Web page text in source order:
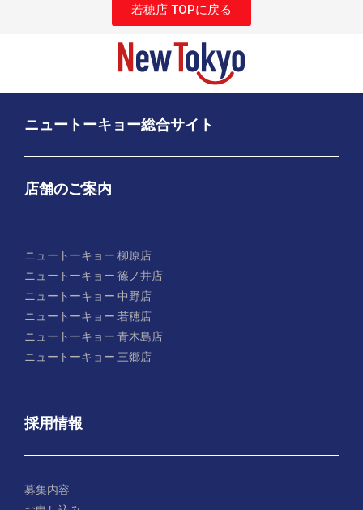
若穂店 TOPに戻る
ニュートーキョー総合サイト
店舗のご案内
ニュートーキョー 柳原店
ニュートーキョー 篠ノ井店
ニュートーキョー 中野店
ニュートーキョー 若穂店
ニュートーキョー 青木島店
ニュートーキョー 三郷店
採用情報
募集内容